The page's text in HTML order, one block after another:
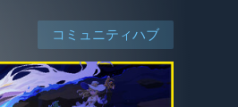
コミュニティハブ